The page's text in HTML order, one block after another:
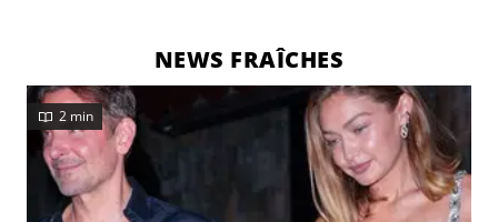
NEWS FRAÎCHES
2 min